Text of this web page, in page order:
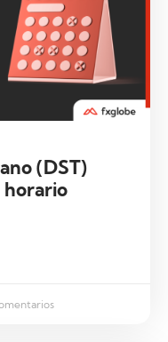
(DST)
horario